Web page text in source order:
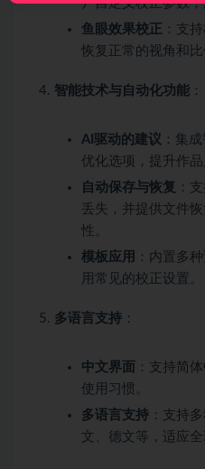
户自定义校正参数
鱼眼效果校正 ：支
恢复正常的视角和比
智能技术与自动化功能 ：
AI驱动的建议 ：集
优化选项，提升作品
自动保存与恢复
：
丢失，并提供文件
性。
模板应用
：内置多
用常见的校正设置。
多语言支持 ：
中文界面 ：支持简
使用习惯。
多语言支持 ：支持
文、德文等，适应